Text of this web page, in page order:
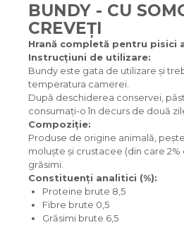
BUNDY - CU
CREVEȚI
Hrană completă pentru pisici
Instrucțiuni de utilizare:
Bundy este gata de utilizare și
temperatura camerei.
După deschiderea conservei,
consumați-o în decurs de două
Compoziție:
Produse de origine animală,
moluște și crustacee (din care 2%
grăsimi.
Constituenți analitici (%):
Proteine brute 8,5
Fibre brute 0,5
Grăsimi brute 6,5